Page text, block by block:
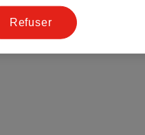
Refuser